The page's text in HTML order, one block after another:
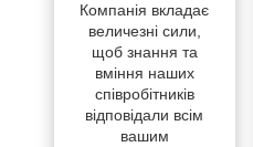
Компанія вкладає
величезні сили,
щоб знання та
вміння наших
співробітників
відповідали всім
вашим